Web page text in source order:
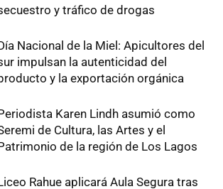
y tráfico de drogas
Nacional de la Miel: Apicultores del
impulsan la autenticidad del
y la exportación orgánica
Karen Lindh asumió como
de Cultura, las Artes y el
de la región de Los Lagos
Rahue aplicará Aula Segura tras